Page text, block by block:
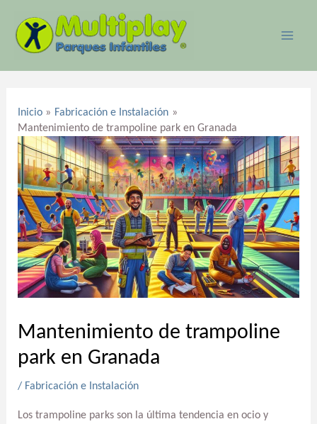
contenido
Inicio
Fabricación e Instalación
Mantenimiento de trampoline park en Granada
Mantenimiento de trampoline
park en Granada
/ Fabricación e Instalación
Los trampoline parks son la última tendencia en ocio y
entradas